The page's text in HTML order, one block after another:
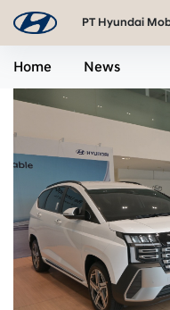
PT Hyundai
Home News